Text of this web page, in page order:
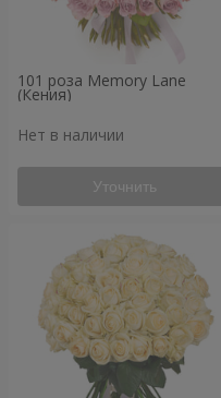
101 роза Memory Lane
(Кения)
Нет в наличии
Уточнить